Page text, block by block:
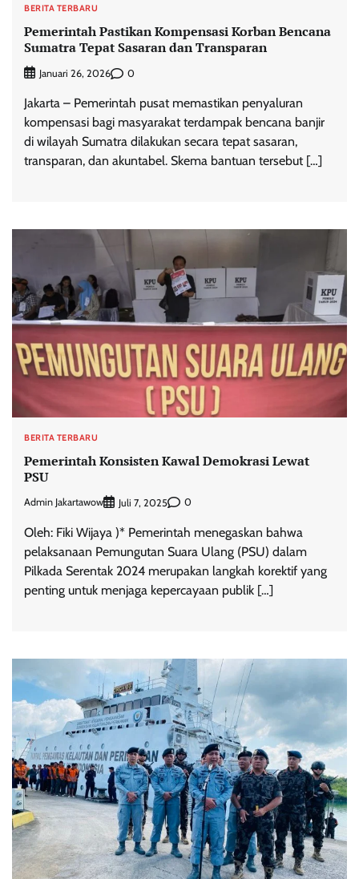
BERITA TERBARU
Pemerintah Pastikan Kompensasi Korban Bencana
Sumatra Tepat Sasaran dan Transparan
Januari 26, 2026 0
Jakarta – Pemerintah pusat memastikan penyaluran
kompensasi bagi masyarakat terdampak bencana banjir
di wilayah Sumatra dilakukan secara tepat sasaran,
transparan, dan akuntabel. Skema bantuan tersebut […]
BERITA TERBARU
Pemerintah Konsisten Kawal Demokrasi Lewat
PSU
Admin Jakartawow Juli 7, 2025 0
Oleh: Fiki Wijaya )* Pemerintah menegaskan bahwa
pelaksanaan Pemungutan Suara Ulang (PSU) dalam
Pilkada Serentak 2024 merupakan langkah korektif yang
penting untuk menjaga kepercayaan publik […]